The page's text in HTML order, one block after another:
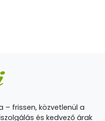
– frissen, közvetlenül a
és kedvező árak